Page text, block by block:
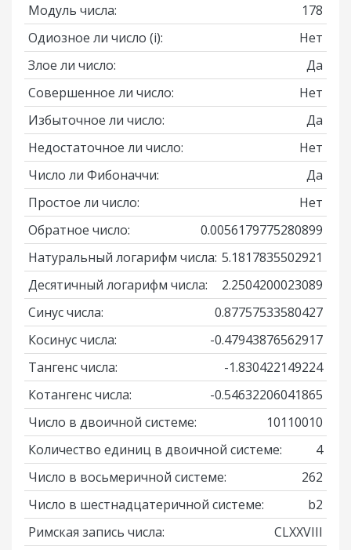
Модуль числа:
178
Одиозное ли число (i):
Нет
Злое ли число:
Да
Совершенное ли число:
Нет
Избыточное ли число:
Да
Недостаточное ли число:
Нет
Число ли Фибоначчи:
Да
Простое ли число:
Нет
Обратное число:
0.0056179775280899
Натуральный логарифм числа: 5.1817835502921
Десятичный логарифм числа:
2.2504200023089
Синус числа:
0.87757533580427
Косинус числа:
-0.47943876562917
Тангенс числа:
-1.830422149224
Котангенс числа:
-0.54632206041865
Число в двоичной системе:
10110010
Количество единиц в двоичной системе:
4
Число в восьмеричной системе:
262
Число в шестнадцатеричной системе:
b2
Римская запись числа:
CLXXVIII